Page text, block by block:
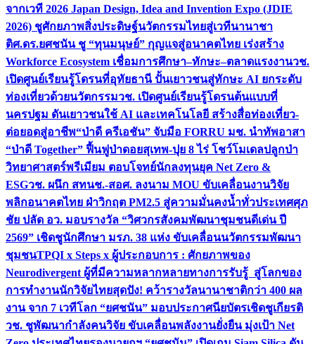
จากเวที 2026 Japan Design, Idea and Invention Expo (JDIE
2026) ชูศักยภาพสิ่งประดิษฐ์นวัตกรรมไทยสู่เวทีนานาชา
ติศ.ดร.ยศชนัน ชู “ทุนมนุษย์” กุญแจสู่อนาคตไทย เร่งสร้าง
Workforce Ecosystem เชื่อมการศึกษา–ทักษะ–ตลาดแรงงานวช.
เปิดศูนย์เรียนรู้โดรนที่อุทัยธานี ปั้นเยาวชนสู่ทักษะ AI ยกระดับ
ท่องเที่ยวด้วยนวัตกรรมวช. เปิดศูนย์เรียนรู้โดรนต้นแบบที่
นครปฐม ดันเยาวชนใช้ AI และเทคโนโลยี สร้างสื่อท่องเที่ยว-
ต่อยอดสู่อาชีพ“ป่าดี ครีเอชัน” จับมือ FORRU มช. นำทัพอาสา
“ป่าดี Together” ฟื้นฟูป่าดอยสุเทพ-ปุย 8 ไร่ โชว์โมเดลปลูกป่า
วิทยาศาสตร์พรีเมียม ตอบโจทย์นักลงทุนยุค Net Zero &
ESGวช. ผนึก สทนช.-สอศ. ลงนาม MOU ขับเคลื่อนงานวิจัย
พลิกอนาคตไทย ฝ่าวิกฤต PM2.5 สู่ความมั่นคงน้ำทั่วประเทศศุภ
ชัย ปลัด อว. มอบรางวัล “วิศวกรสังคมพัฒนาชุมชนดีเด่น ปี
2569” เชิดชูนักศึกษา มรภ. 38 แห่ง ขับเคลื่อนนวัตกรรมพัฒนา
ชุมชนTPQI x Steps x ผู้ประกอบการ : ศักยภาพของ
Neurodivergent ผู้ที่มีความหลากหลายทางการรับรู้ สู่โลกของ
การทำงานนักวิจัยไทยสุดปัง! คว้ารางวัลนานาชาติกว่า 400 ผล
งาน จาก 7 เวทีโลก “ยศชนัน” มอบประกาศนียบัตรเชิดชูเกียรติ
วช. ชูพัฒนากำลังคนวิจัย ขับเคลื่อนพลังงานยั่งยืน มุ่งเป้า Net